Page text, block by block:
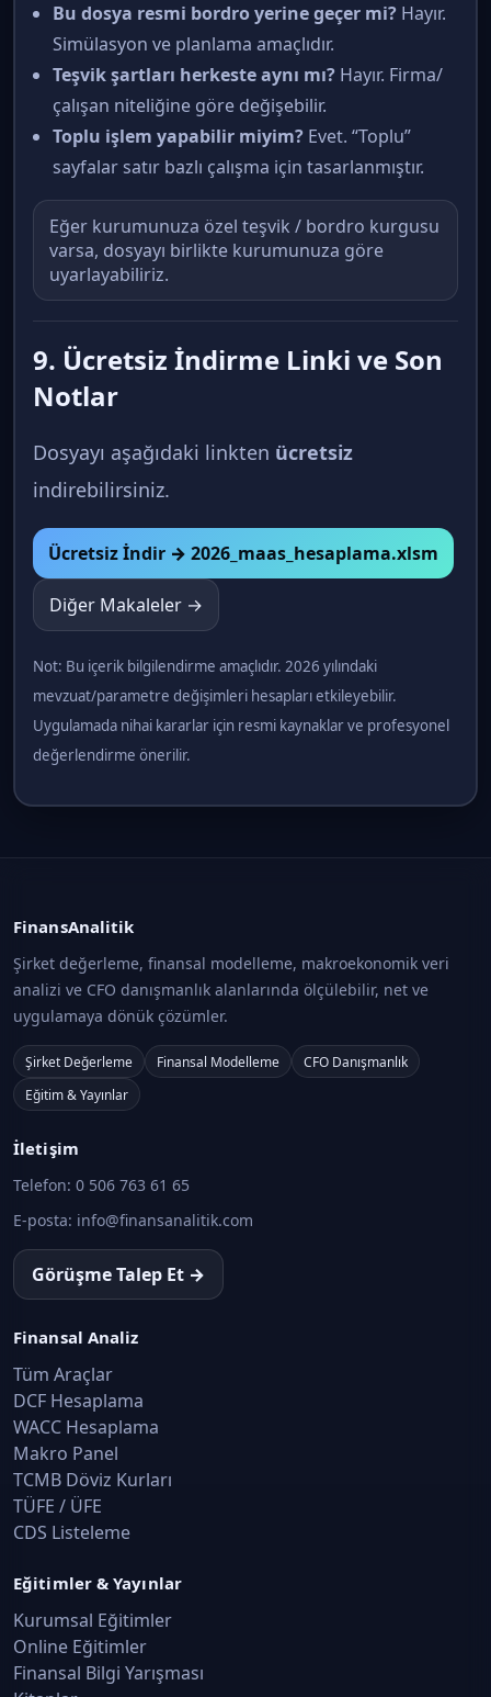
Bu dosya resmi bordro yerine geçer mi? Hayır.
Simülasyon ve planlama amaçlıdır.
Teşvik şartları herkeste aynı mı? Hayır. Firma/
çalışan niteliğine göre değişebilir.
Toplu işlem yapabilir miyim? Evet. “Toplu”
sayfalar satır bazlı çalışma için tasarlanmıştır.
Eğer kurumunuza özel teşvik / bordro kurgusu
varsa, dosyayı birlikte kurumunuza göre
uyarlayabiliriz.
9. Ücretsiz İndirme Linki ve Son
Notlar
Dosyayı aşağıdaki linkten ücretsiz
indirebilirsiniz.
Ücretsiz İndir → 2026_maas_hesaplama.xlsm
Diğer Makaleler →
Not: Bu içerik bilgilendirme amaçlıdır. 2026 yılındaki
mevzuat/parametre değişimleri hesapları etkileyebilir.
Uygulamada nihai kararlar için resmi kaynaklar ve profesyonel
değerlendirme önerilir.
FinansAnalitik
Şirket değerleme, finansal modelleme, makroekonomik veri
analizi ve CFO danışmanlık alanlarında ölçülebilir, net ve
uygulamaya dönük çözümler.
Şirket Değerleme Finansal Modelleme
CFO Danışmanlık
Eğitim & Yayınlar
İletişim
Telefon: 0 506 763 61 65
E-posta: info@finansanalitik.com
Görüşme Talep Et →
Finansal Analiz
Tüm Araçlar
DCF Hesaplama
WACC Hesaplama
Makro Panel
TCMB Döviz Kurları
TÜFE / ÜFE
CDS Listeleme
Eğitimler & Yayınlar
Kurumsal Eğitimler
Online Eğitimler
Finansal Bilgi Yarışması